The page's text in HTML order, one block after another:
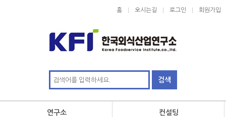
홈 오시는길 로그인 회원가입
연구소 컨설팅